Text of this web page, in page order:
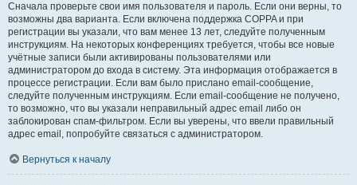
Сначала проверьте свои имя пользователя и пароль. Если они верны, то
возможны два варианта. Если включена поддержка COPPA и при
регистрации вы указали, что вам менее 13 лет, следуйте полученным
инструкциям. На некоторых конференциях требуется, чтобы все новые
учётные записи были активированы пользователями или
администратором до входа в систему. Эта информация отображается в
процессе регистрации. Если вам было прислано email-сообщение,
следуйте полученным инструкциям. Если email-сообщение не получено,
то возможно, что вы указали неправильный адрес email либо он
заблокирован спам-фильтром. Если вы уверены, что ввели правильный
адрес email, попробуйте связаться с администратором.
Вернуться к началу